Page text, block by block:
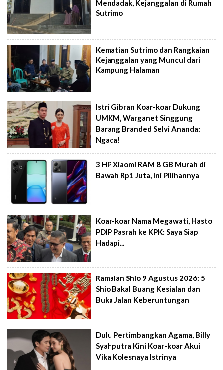
Mendadak, Kejanggalan di Rumah
Sutrimo
Kematian Sutrimo dan Rangkaian
Kejanggalan yang Muncul dari
Kampung Halaman
Istri Gibran Koar-koar Dukung
UMKM, Warganet Singgung
Barang Branded Selvi Ananda:
Ngaca!
3 HP Xiaomi RAM 8 GB Murah di
Bawah Rp1 Juta, Ini Pilihannya
Koar-koar Nama Megawati, Hasto
PDIP Pasrah ke KPK: Saya Siap
Hadapi...
Ramalan Shio 9 Agustus 2026: 5
Shio Bakal Buang Kesialan dan
Buka Jalan Keberuntungan
Dulu Pertimbangkan Agama, Billy
Syahputra Kini Koar-koar Akui
Vika Kolesnaya Istrinya